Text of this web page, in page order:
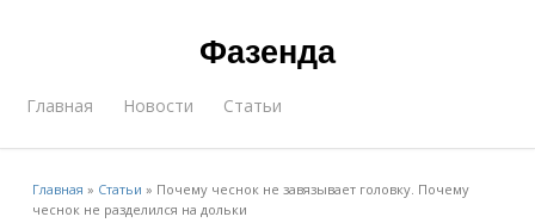
Фазенда
Главная Новости Статьи
Главная » Статьи » Почему чеснок не завязывает головку. Почему
чеснок не разделился на дольки